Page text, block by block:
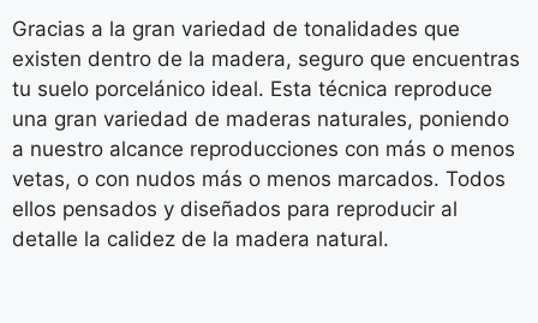
Gracias a la gran variedad de tonalidades que
existen dentro de la madera, seguro que encuentras
tu suelo porcelánico ideal. Esta técnica reproduce
una gran variedad de maderas naturales, poniendo
a nuestro alcance reproducciones con más o menos
vetas, o con nudos más o menos marcados. Todos
ellos pensados y diseñados para reproducir al
detalle la calidez de la madera natural.